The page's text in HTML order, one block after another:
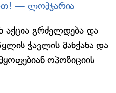
— ლომჯარია
აქცია გრძელდება და
ჭავლის მანქანა და
ოპოზიციის